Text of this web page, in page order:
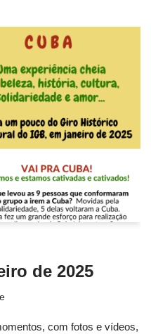
de 2025
com fotos e vídeos,